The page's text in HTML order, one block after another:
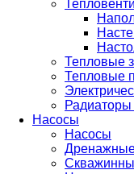
Тепловые
Тепловые
Насосы
Насосы